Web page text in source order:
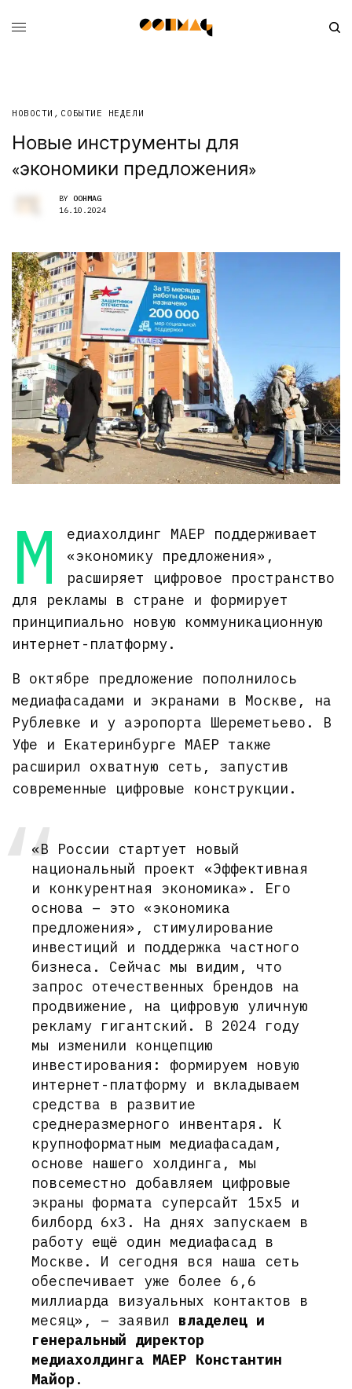
НОВОСТИ , СОБЫТИЕ НЕДЕЛИ
Новые инструменты для
«экономики предложения»
BY OOHMAG
16.10.2024
М
едиахолдинг МАЕР поддерживает
«экономику предложения»,
расширяет цифровое пространство
для рекламы в стране и формирует
принципиально новую коммуникационную
интернет-платформу.
В октябре предложение пополнилось
медиафасадами и экранами в Москве, на
Рублевке и у аэропорта Шереметьево. В
Уфе и Екатеринбурге МАЕР также
расширил охватную сеть, запустив
современные цифровые конструкции.
«В России стартует новый
национальный проект «Эффективная
и конкурентная экономика». Его
основа – это «экономика
предложения», стимулирование
инвестиций и поддержка частного
бизнеса. Сейчас мы видим, что
запрос отечественных брендов на
продвижение, на цифровую уличную
рекламу гигантский. В 2024 году
мы изменили концепцию
инвестирования: формируем новую
интернет-платформу и вкладываем
средства в развитие
среднеразмерного инвентаря. К
крупноформатным медиафасадам,
основе нашего холдинга, мы
повсеместно добавляем цифровые
экраны формата суперсайт 15х5 и
билборд 6х3. На днях запускаем в
работу ещё один медиафасад в
Москве. И сегодня вся наша сеть
обеспечивает уже более 6,6
миллиарда визуальных контактов в
месяц», – заявил владелец и
генеральный директор
медиахолдинга МАЕР Константин
Майор .